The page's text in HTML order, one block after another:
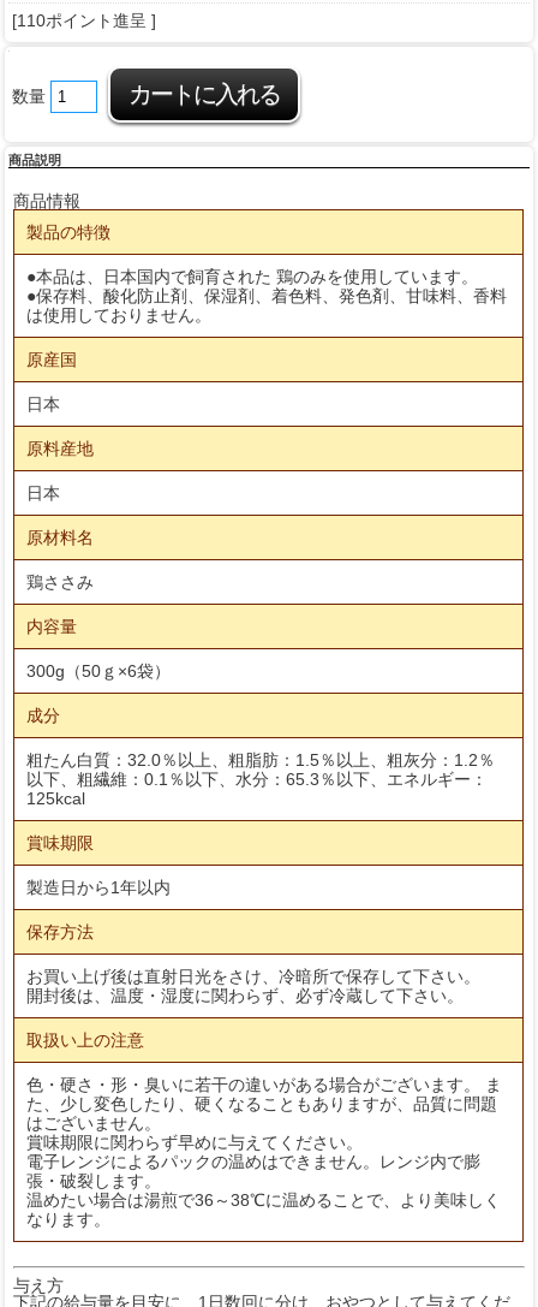
[110ポイント進呈 ]
数量
商品説明
商品情報
製品の特徴
●本品は、日本国内で飼育された 鶏のみを使用しています。
●保存料、酸化防止剤、保湿剤、着色料、発色剤、甘味料、香料
は使用しておりません。
原産国
日本
原料産地
日本
原材料名
鶏ささみ
内容量
300g（50ｇ×6袋）
成分
粗たん白質：32.0％以上、粗脂肪：1.5％以上、粗灰分：1.2％
以下、粗繊維：0.1％以下、水分：65.3％以下、エネルギー：
125kcal
賞味期限
製造日から1年以内
保存方法
お買い上げ後は直射日光をさけ、冷暗所で保存して下さい。
開封後は、温度・湿度に関わらず、必ず冷蔵して下さい。
取扱い上の注意
色・硬さ・形・臭いに若干の違いがある場合がございます。 ま
た、少し変色したり、硬くなることもありますが、品質に問題
はございません。
賞味期限に関わらず早めに与えてください。
電子レンジによるパックの温めはできません。レンジ内で膨
張・破裂します。
温めたい場合は湯煎で36～38℃に温めることで、より美味しく
なります。
与え方
下記の給与量を目安に、1日数回に分け、おやつとして与えてくだ